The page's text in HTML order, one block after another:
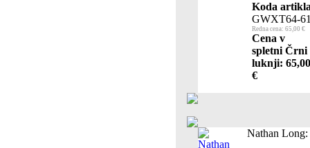
Koda
GWXT64-
Redna cena: 65,00 €
Cena v
spletni Črni
luknji: 65,00
€
Nathan